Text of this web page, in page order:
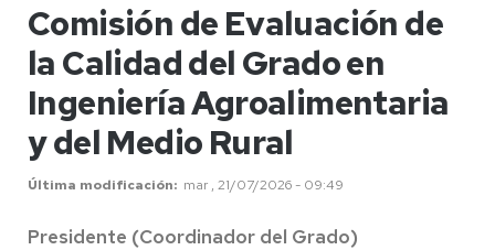
Comisión de Evaluación de
la Calidad del Grado en
Ingeniería Agroalimentaria
y del Medio Rural
Última modificación mar , 21/07/2026 - 09:49
Presidente (Coordinador del Grado)